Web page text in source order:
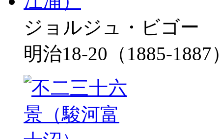
ジョルジュ・ビゴー
明治18-20（1885-1887